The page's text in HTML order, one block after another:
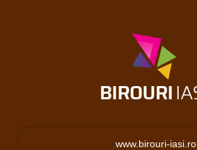
www.birouri-iasi.ro